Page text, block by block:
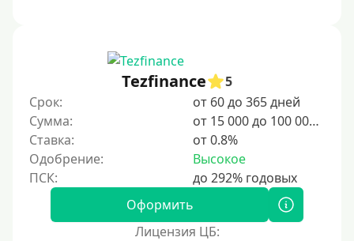
Tezfinance
5
Срок:
от 60 до 365 дней
Сумма:
от 15 000 до 100 000 ₽
Ставка:
от 0.8%
Одобрение:
Высокое
Оформить
Лицензия ЦБ: